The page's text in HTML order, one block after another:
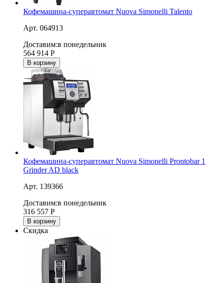
Кофемашина-суперавтомат Nuova Simonelli Talento
Арт. 064913
Доставим:в понедельник
564 914 Р
В корзину
Кофемашина-суперавтомат Nuova Simonelli Prontobar 1
Grinder AD black
Арт. 139366
Доставим:в понедельник
316 557 Р
В корзину
Скидка